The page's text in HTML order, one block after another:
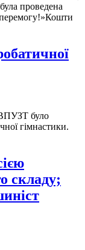
проведена
перемогу!»Кошти
було
гімнастики.
складу;